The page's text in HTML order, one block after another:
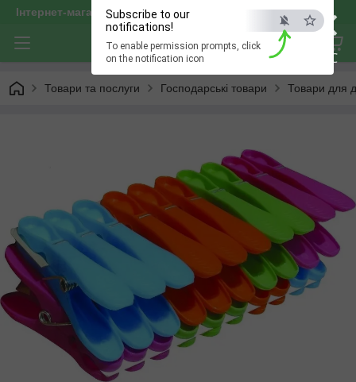
×
ESC
Subscribe to our
notifications!
To enable permission prompts, click
on the notification icon
Інтернет-магазин "optservis"
Товари та послуги Господарські товари Товари для